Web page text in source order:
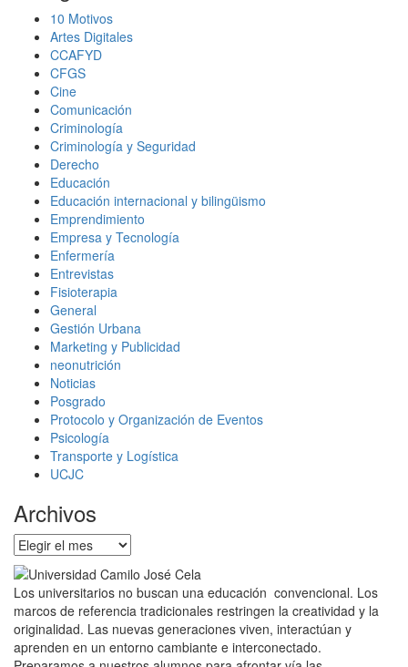
10 Motivos
Artes Digitales
CCAFYD
CFGS
Cine
Comunicación
Criminología
Criminología y Seguridad
Derecho
Educación
Educación internacional y bilingüismo
Emprendimiento
Empresa y Tecnología
Enfermería
Entrevistas
Fisioterapia
General
Gestión Urbana
Marketing y Publicidad
neonutrición
Noticias
Posgrado
Protocolo y Organización de Eventos
Psicología
Transporte y Logística
UCJC
Archivos
Archivos
Los universitarios no buscan una educación convencional. Los
marcos de referencia tradicionales restringen la creatividad y la
originalidad. Las nuevas generaciones viven, interactúan y
aprenden en un entorno cambiante e interconectado.